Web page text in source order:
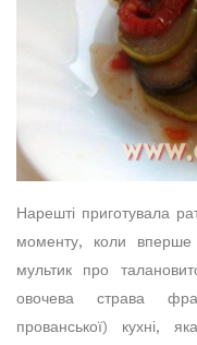
Нарешті приготувала
моменту, коли вперше
мультик про
овочева страва
прованської) кухні,